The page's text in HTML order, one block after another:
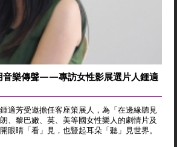
音樂傳聲——專訪女性影展選片人鍾適
適芳受邀擔任客座策展人，為「在邊緣聽見
、黎巴嫩、英、美等國女性樂人的劇情片及
眼睛「看」見，也豎起耳朵「聽」見世界。